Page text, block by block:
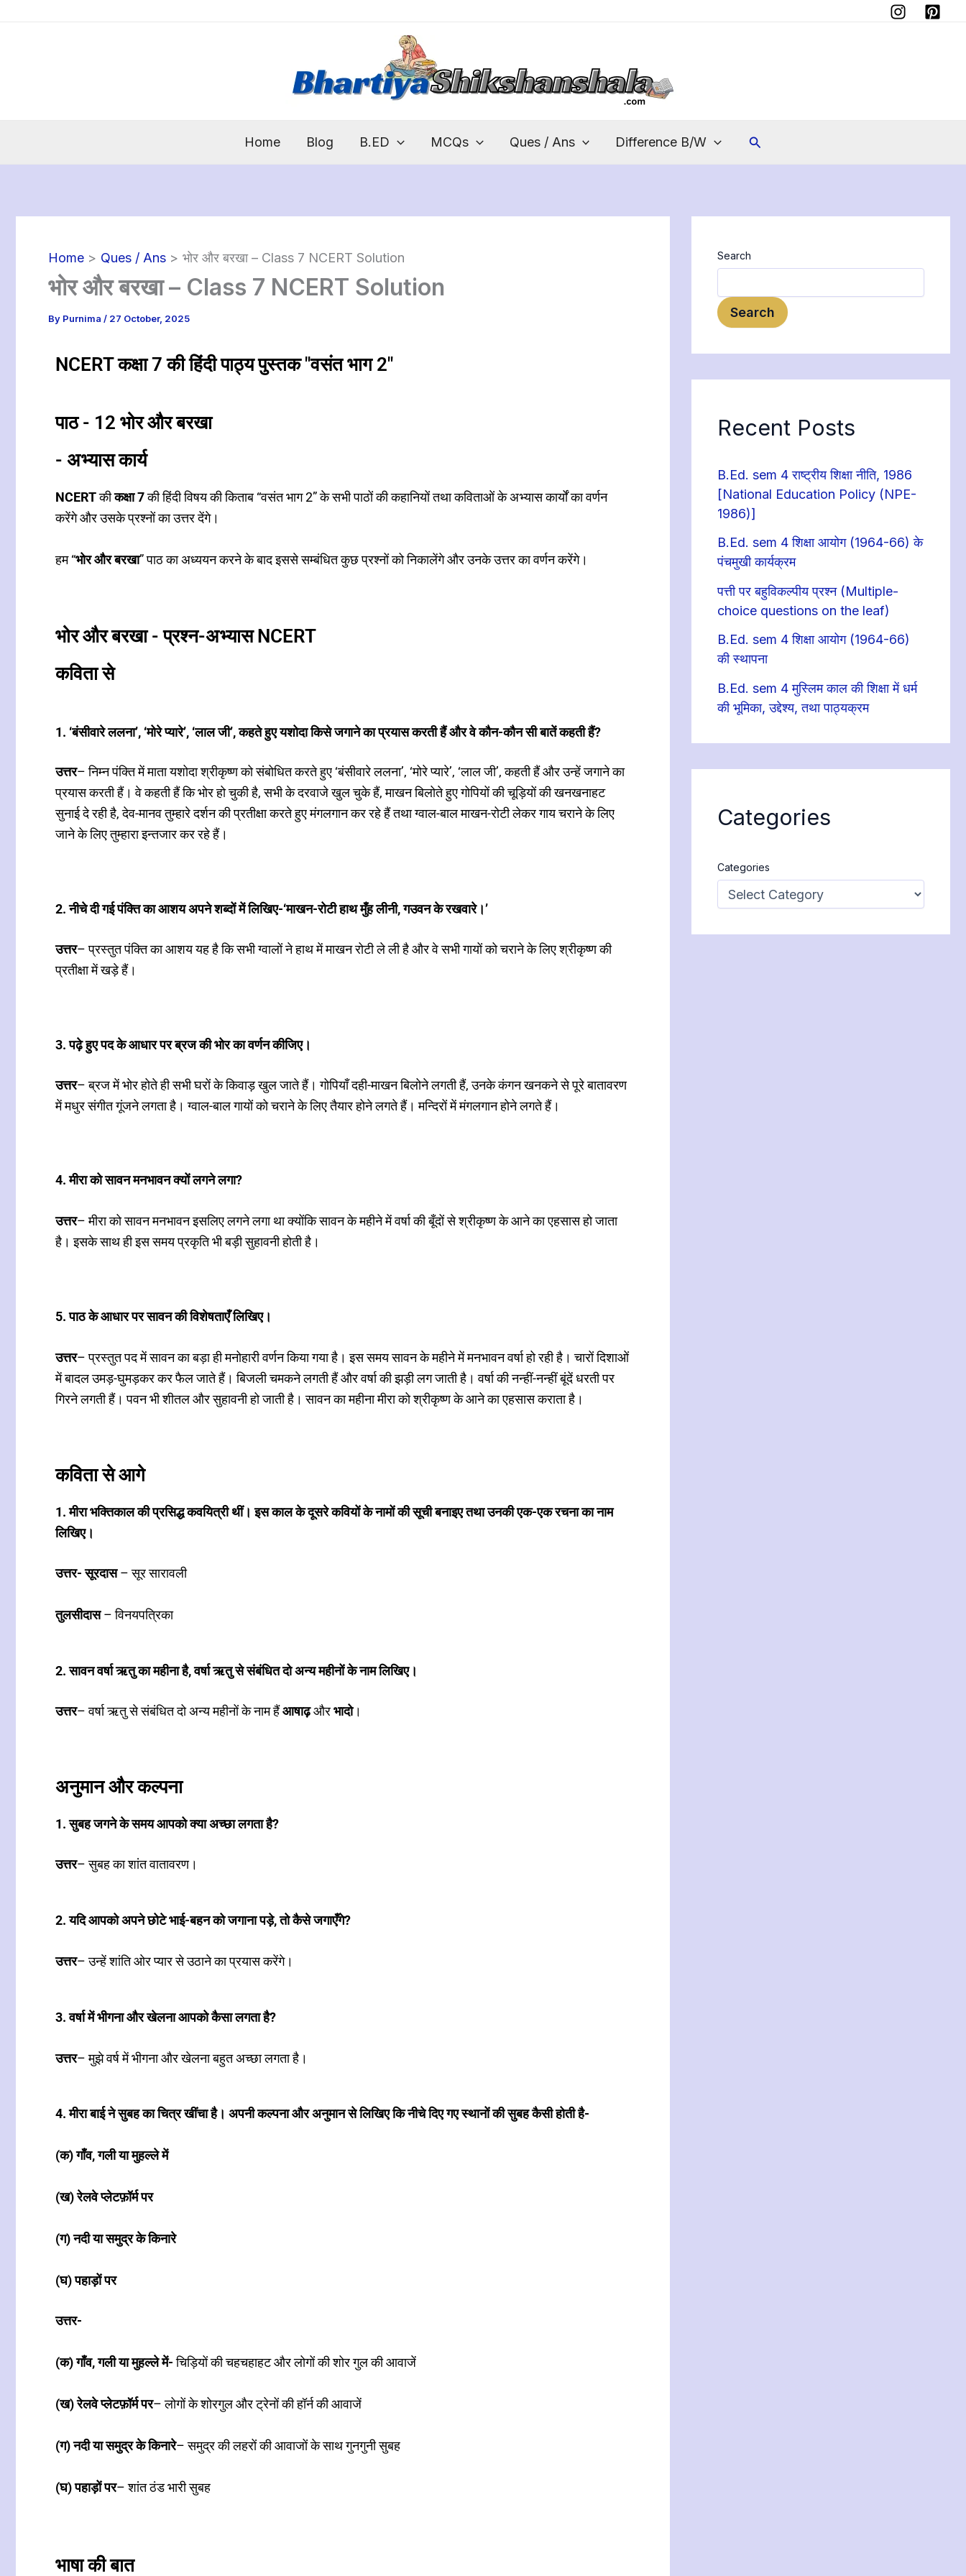
Home Blog B.ED MCQs Ques / Ans Difference B/W Search
Home Ques / Ans भोर और बरखा – Class 7 NCERT Solution
भोर और बरखा – Class 7 NCERT Solution
By Purnima / 27 October, 2025
NCERT कक्षा 7 की हिंदी पाठ्य पुस्तक "वसंत भाग 2"
पाठ - 12 भोर और बरखा
- अभ्यास कार्य
NCERTकीकक्षा 7की हिंदी विषय की किताब “वसंत भाग 2” के सभी पाठों की कहानियों तथा कविताओं के अभ्यास कार्यों का वर्णन
करेंगे और उसके प्रश्नों का उत्तर देंगे।
हम “भोर और बरखा” पाठ का अध्ययन करने के बाद इससे सम्बंधित कुछ प्रश्नों को निकालेंगे और उनके उत्तर का वर्णन करेंगे।
भोर और बरखा - प्रश्न-अभ्यास NCERT
कविता से
1. ‘बंसीवारे ललना’, ‘मोरे प्यारे’, ‘लाल जी’, कहते हुए यशोदा किसे जगाने का प्रयास करती हैं और वे कौन-कौन सी बातें कहती हैं?
उत्तर– निम्न पंक्ति में माता यशोदा श्रीकृष्ण को संबोधित करते हुए ‘बंसीवारे ललना’, ‘मोरे प्यारे’, ‘लाल जी’, कहती हैं और उन्हें जगाने का
प्रयास करती हैं। वे कहती हैं कि भोर हो चुकी है, सभी के दरवाजे खुल चुके हैं, माखन बिलोते हुए गोपियों की चूड़ियों की खनखनाहट
सुनाई दे रही है, देव-मानव तुम्हारे दर्शन की प्रतीक्षा करते हुए मंगलगान कर रहे हैं तथा ग्वाल-बाल माखन-रोटी लेकर गाय चराने के लिए
जाने के लिए तुम्हारा इन्तजार कर रहे हैं।
2. नीचे दी गई पंक्ति का आशय अपने शब्दों में लिखिए-‘माखन-रोटी हाथ मुँह लीनी, गउवन के रखवारे।’
उत्तर– प्रस्तुत पंक्ति का आशय यह है कि सभी ग्वालों ने हाथ में माखन रोटी ले ली है और वे सभी गायों को चराने के लिए श्रीकृष्ण की
प्रतीक्षा में खड़े हैं।
3. पढ़े हुए पद के आधार पर ब्रज की भोर का वर्णन कीजिए।
उत्तर– ब्रज में भोर होते ही सभी घरों के किवाड़ खुल जाते हैं। गोपियाँ दही-माखन बिलोने लगती हैं, उनके कंगन खनकने से पूरे बातावरण
में मधुर संगीत गूंजने लगता है। ग्वाल-बाल गायों को चराने के लिए तैयार होने लगते हैं। मन्दिरों में मंगलगान होने लगते हैं।
4. मीरा को सावन मनभावन क्यों लगने लगा?
उत्तर– मीरा को सावन मनभावन इसलिए लगने लगा था क्योंकि सावन के महीने में वर्षा की बूँदों से श्रीकृष्ण के आने का एहसास हो जाता
है। इसके साथ ही इस समय प्रकृति भी बड़ी सुहावनी होती है।
5. पाठ के आधार पर सावन की विशेषताएँ लिखिए।
उत्तर– प्रस्तुत पद में सावन का बड़ा ही मनोहारी वर्णन किया गया है। इस समय सावन के महीने में मनभावन वर्षा हो रही है। चारों दिशाओं
में बादल उमड़-घुमड़कर कर फैल जाते हैं। बिजली चमकने लगती हैं और वर्षा की झड़ी लग जाती है। वर्षा की नन्हीं-नन्हीं बूंदें धरती पर
गिरने लगती हैं। पवन भी शीतल और सुहावनी हो जाती है। सावन का महीना मीरा को श्रीकृष्ण के आने का एहसास कराता है।
कविता से आगे
1. मीरा भक्तिकाल की प्रसिद्ध कवयित्री थीं। इस काल के दूसरे कवियों के नामों की सूची बनाइए तथा उनकी एक-एक रचना का नाम
लिखिए।
उत्तर- सूरदास– सूर सारावली
तुलसीदास– विनयपत्रिका
2. सावन वर्षा ऋतु का महीना है, वर्षा ऋतु से संबंधित दो अन्य महीनों के नाम लिखिए।
उत्तर– वर्षा ऋतु से संबंधित दो अन्य महीनों के नाम हैंआषाढ़औरभादो।
अनुमान और कल्पना
1. सुबह जगने के समय आपको क्या अच्छा लगता है?
उत्तर– सुबह का शांत वातावरण।
2. यदि आपको अपने छोटे भाई-बहन को जगाना पड़े, तो कैसे जगाएँगे?
उत्तर– उन्हें शांति ओर प्यार से उठाने का प्रयास करेंगे।
3. वर्षा में भीगना और खेलना आपको कैसा लगता है?
उत्तर– मुझे वर्ष में भीगना और खेलना बहुत अच्छा लगता है।
4. मीरा बाई ने सुबह का चित्र खींचा है। अपनी कल्पना और अनुमान से लिखिए कि नीचे दिए गए स्थानों की सुबह कैसी होती है-
(क) गाँव, गली या मुहल्ले में
(ख) रेलवे प्लेटफ़ॉर्म पर
(ग) नदी या समुद्र के किनारे
(घ) पहाड़ों पर
उत्तर-
(क) गाँव, गली या मुहल्ले में-चिड़ियों की चहचहाहट और लोगों की शोर गुल की आवाजें
(ख) रेलवे प्लेटफ़ॉर्म पर– लोगों के शोरगुल और ट्रेनों की हॉर्न की आवाजें
(ग) नदी या समुद्र के किनारे– समुद्र की लहरों की आवाजों के साथ गुनगुनी सुबह
(घ) पहाड़ों पर– शांत ठंड भारी सुबह
भाषा की बात
Search
Search
Recent Posts
B.Ed. sem 4 राष्ट्रीय शिक्षा नीति, 1986
[National Education Policy (NPE-
1986)]
B.Ed. sem 4 शिक्षा आयोग (1964-66) के
पंचमुखी कार्यक्रम
पत्ती पर बहुविकल्पीय प्रश्न (Multiple-
choice questions on the leaf)
B.Ed. sem 4 शिक्षा आयोग (1964-66)
की स्थापना
B.Ed. sem 4 मुस्लिम काल की शिक्षा में धर्म
की भूमिका, उद्देश्य, तथा पाठ्यक्रम
Categories
Categories